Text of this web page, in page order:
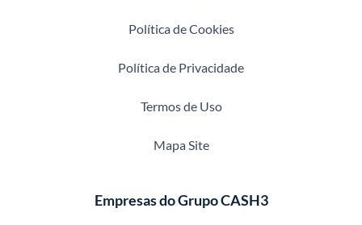
Política de Cookies
Política de Privacidade
Termos de Uso
Mapa Site
Empresas do Grupo CASH3